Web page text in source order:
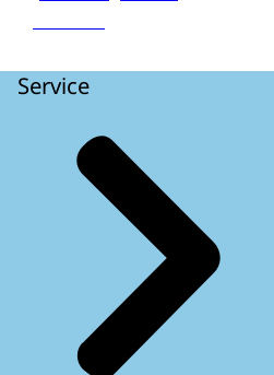
Service